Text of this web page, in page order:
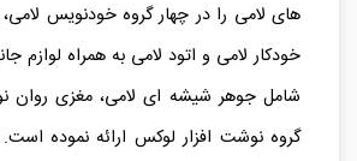
های لامی را در چهار گروه خودنویس
خودکار لامی و اتود لامی به همراه لوازم
شامل جوهر شیشه ای لامی، مغزی روان
گروه نوشت افزار لوکس ارائه نموده